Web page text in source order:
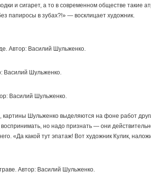
и сигарет, а то в современном обществе такие
папиросы в зубах?!» — восклицает художник.
Автор: Василий Шульженко.
Василий Шульженко.
Василий Шульженко.
картины Шульженко выделяются на фоне работ
но надо признать — они
«Да какой тут эпатаж! Вот художник Кулик,
Автор: Василий Шульженко.